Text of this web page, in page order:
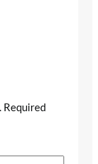
Required